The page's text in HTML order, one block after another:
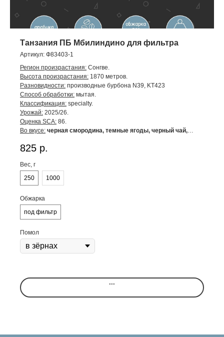
Танзания ПБ Мбилиндино для фильтра
Артикул: Ф83403-1
Регион произрастания: Cонгве.
Высота произрастания: 1870 метров.
Разновидности: производные бурбона N39, KT423
Способ обработки: мытая.
Классификация: specialty.
Урожай: 2025/26.
Оценка SCA: 86.
Во вкусе: черная смородина, темные ягоды, черный чай,
825 р.
Вес, г
250
1000
Обжарка
под фильтр
Помол
...